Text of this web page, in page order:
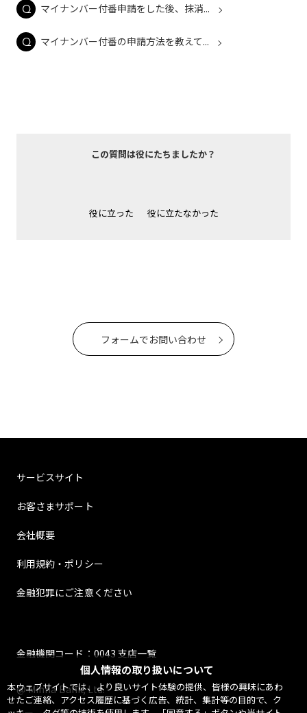
個人情報の取り扱いについて
本ウェブサイトでは、より良いサイト体験の提供、皆様の興味にあわ
せたご連絡、アクセス履歴に基づく広告、統計、集計等の目的で、ク
マイナンバー付番申請をした後、抹消...
マイナンバー付番の申請方法を教えて...
この質問は役にたちましたか？
役に立った 役に立たなかった
フォームでお問い合わせ
サービスサイト
お客さまサポート
会社概要
利用規約・ポリシー
金融犯罪にご注意ください
金融機関コード：0043 支店一覧
@ Minna Bank, Ltd.